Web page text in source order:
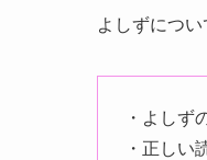
よしずにつ
・よしず
・正しい